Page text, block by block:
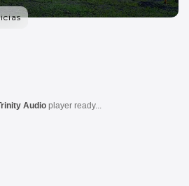
Audio player ready...